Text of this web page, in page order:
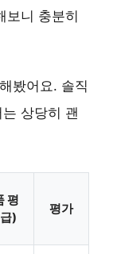
보니 충분히
봤어요. 솔직
상당히 괜
평
)
평가